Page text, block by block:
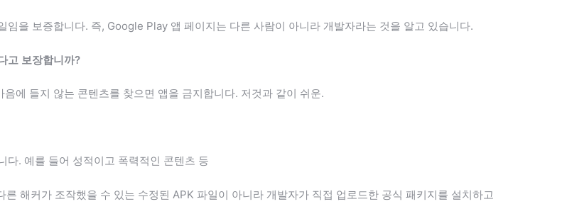
을 보증합니다. 즉, Google Play 앱 페이지는 다른 사람이 아니라 개발자라는 것을 알고 있습니다.
고 보장합니까?
에 들지 않는 콘텐츠를 찾으면 앱을 금지합니다. 저것과 같이 쉬운.
. 예를 들어 성적이고 폭력적인 콘텐츠 등
해커가 조작했을 수 있는 수정된 APK 파일이 아니라 개발자가 직접 업로드한 공식 패키지를 설치하고